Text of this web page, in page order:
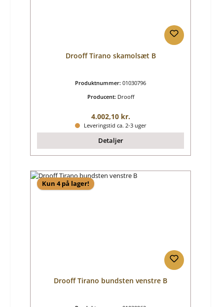
Drooff Tirano skamolsæt B
Produktnummer: 01030796
Producent: Drooff
Almindelig pris:
4.002,10 kr.
Leveringstid ca. 2-3 uger
Detaljer
Kun 4 på lager!
Drooff Tirano bundsten venstre B